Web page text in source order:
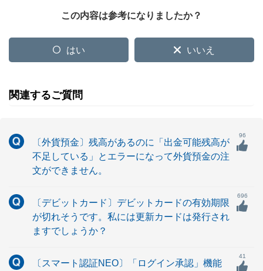
この内容は参考になりましたか？
はい いいえ
関連するご質問
〔外貨預金〕残高があるのに「出金可能残高が
不足している」とエラーになって外貨預金の注
文ができません。
96
〔デビットカード〕デビットカードの有効期限
が切れそうです。私には更新カードは発行され
ますでしょうか？
696
〔スマート認証NEO〕「ログイン承認」機能
41